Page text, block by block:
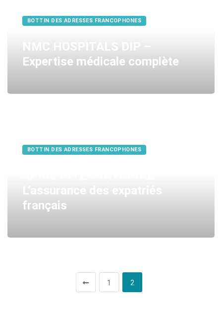
BOTTIN DES ADRESSES FRANCOPHONES
NMC HOSPITALS DIP –
Expertise médicale complète
BOTTIN DES ADRESSES FRANCOPHONES
L’assurance des expatriés
français
1 2